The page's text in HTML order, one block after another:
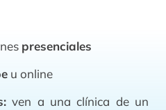
presenciales
u online
ven a una clínica de un